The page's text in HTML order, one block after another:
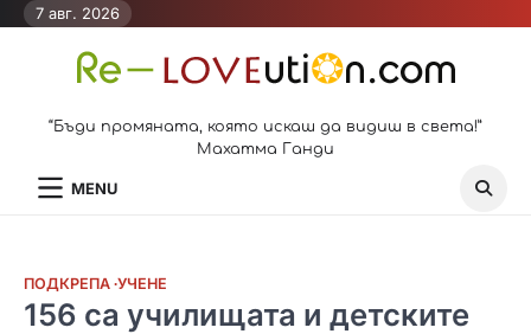
Skip7 авг. 2026
“Бъди промяната, която искаш да видиш в света!”
Махатма Ганди
MENU
ПОДКРЕПА УЧЕНЕ
156 са училищата и детските